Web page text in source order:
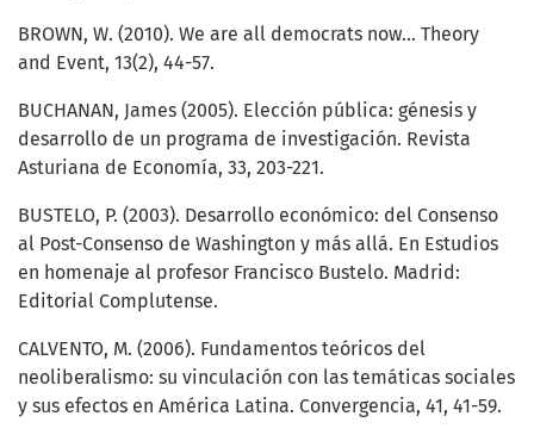
BROWN, W. (2010). We are all democrats now… Theory
and Event, 13(2), 44-57.
BUCHANAN, James (2005). Elección pública: génesis y
desarrollo de un programa de investigación. Revista
Asturiana de Economía, 33, 203-221.
BUSTELO, P. (2003). Desarrollo económico: del Consenso
al Post-Consenso de Washington y más allá. En Estudios
en homenaje al profesor Francisco Bustelo. Madrid:
Editorial Complutense.
CALVENTO, M. (2006). Fundamentos teóricos del
neoliberalismo: su vinculación con las temáticas sociales
y sus efectos en América Latina. Convergencia, 41, 41-59.